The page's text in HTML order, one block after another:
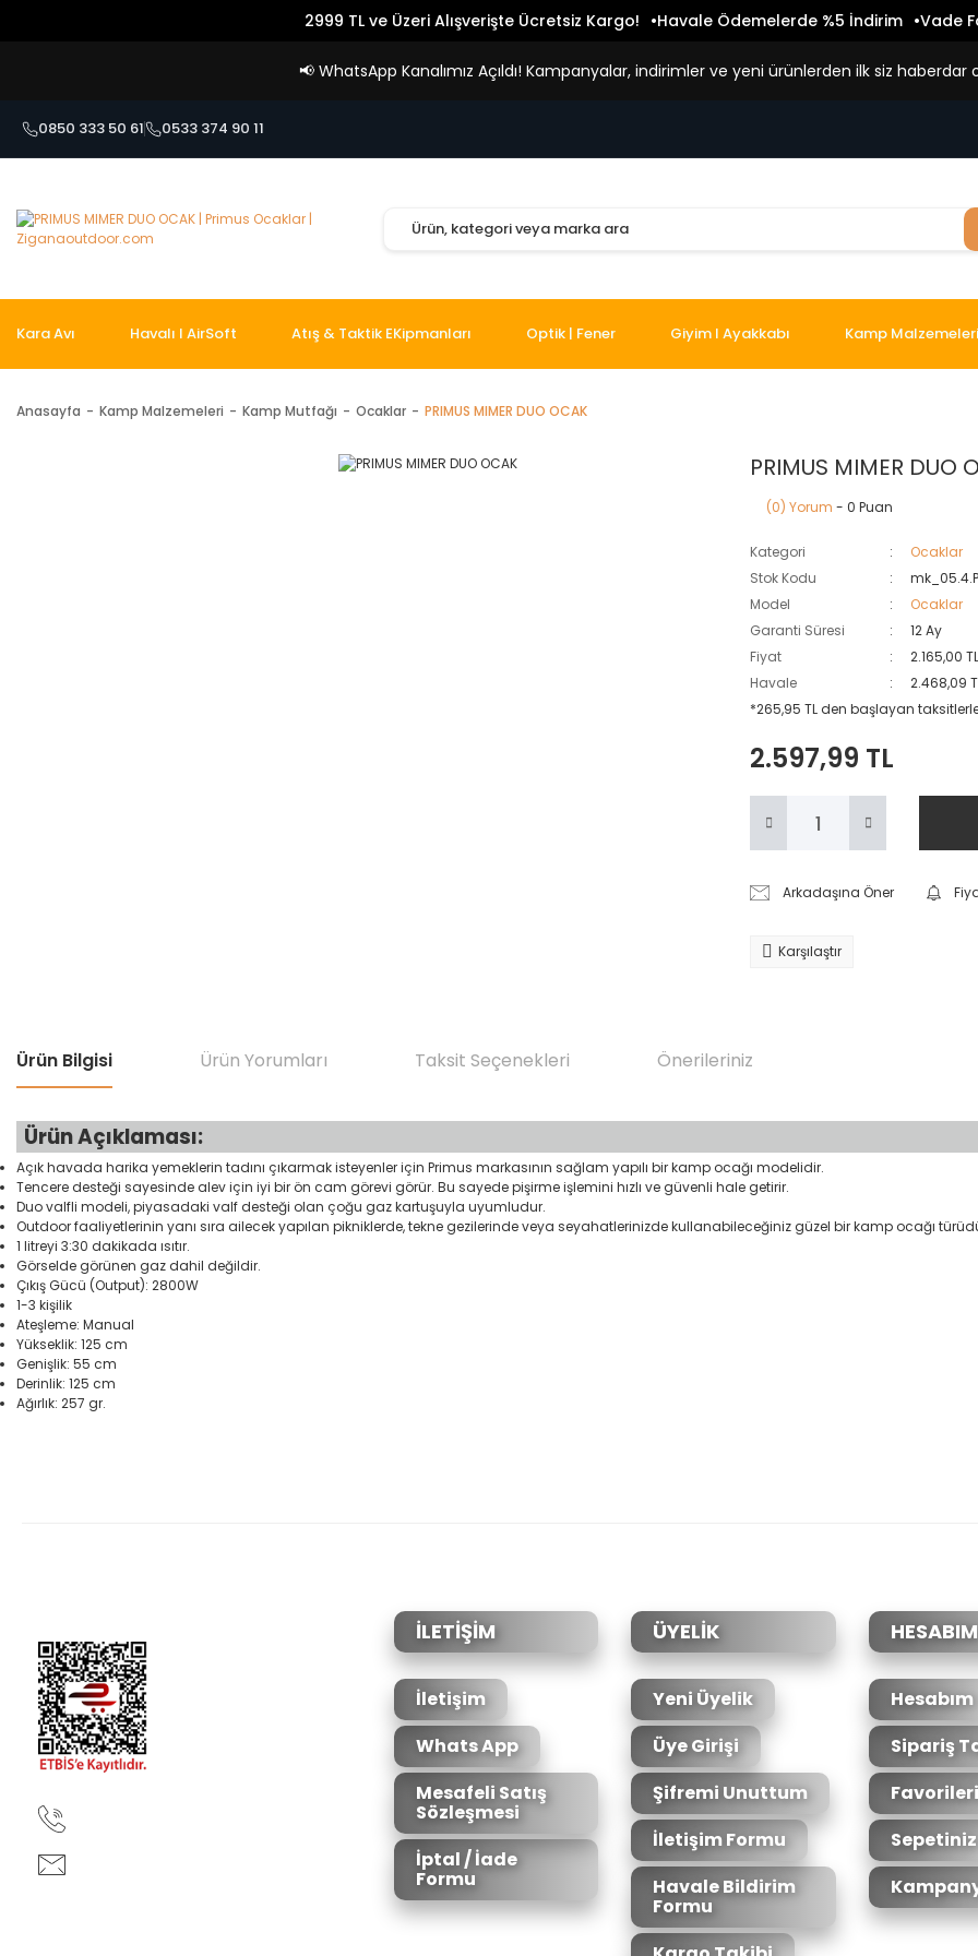
2999 TL ve Üzeri Alışverişte Ücretsiz Kargo! Havale Ödemelerde %5 İndirim Vade
📢 WhatsApp Kanalımız Açıldı! Kampanyalar, indirimler ve yeni ürünlerden ilk siz haberdar
0850 333 50 61 0533 374 90 11
Kara Avı Havalı I AirSoft Atış & Taktik EKipmanları Optik | Fener Giyim I Ayakkabı Kamp Malzemeleri
Anasayfa Kamp Malzemeleri Kamp Mutfağı Ocaklar PRIMUS MIMER DUO OCAK
PRIMUS MIMER DUO
(0) Yorum - 0 Puan
Kategori
Ocaklar
Stok Kodu
Model
Ocaklar
Garanti Süresi
12 Ay
Fiyat
2.165,00
Havale
2.468,09
*265,95 TL den başlayan
2.597,99 TL
Arkadaşına Öner
Karşılaştır
Ürün Bilgisi Ürün Yorumları Taksit Seçenekleri Önerileriniz
Ürün Açıklaması:
Açık havada harika yemeklerin tadını çıkarmak isteyenler için Primus markasının sağlam yapılı bir kamp ocağı modelidir.
Tencere desteği sayesinde alev için iyi bir ön cam görevi görür. Bu sayede pişirme işlemini hızlı ve güvenli hale getirir.
Duo valfli modeli, piyasadaki valf desteği olan çoğu gaz kartuşuyla uyumludur.
Outdoor faaliyetlerinin yanı sıra ailecek yapılan pikniklerde, tekne gezilerinde veya seyahatlerinizde kullanabileceğiniz güzel bir kamp ocağı
1 litreyi 3:30 dakikada ısıtır.
Görselde görünen gaz dahil değildir.
Çıkış Gücü (Output): 2800W
1-3 kişilik
Ateşleme: Manual
Yükseklik: 125 cm
Genişlik: 55 cm
Derinlik: 125 cm
Ağırlık: 257 gr.
Ürün fiyatı diğer sitelerden daha pahalı.
Bu ürüne benzer farklı alternatifler olmalı.
İLETİŞİM
İletişim
Whats App
Mesafeli Satış
Sözleşmesi
İptal / İade
Formu
ÜYELİK
Yeni Üyelik
Üye Girişi
Şifremi Unuttum
İletişim Formu
Havale Bildirim
Formu
HESABIM
Hesabım
Sipariş
Sepetiniz